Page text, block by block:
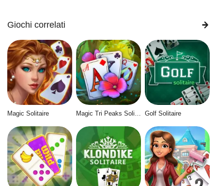
Giochi correlati
Magic Solitaire Magic Tri Peaks Solitaire Golf Solitaire